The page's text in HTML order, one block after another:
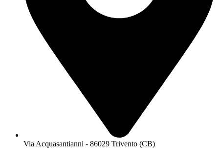
Via Acquasantianni - 86029 Trivento (CB)